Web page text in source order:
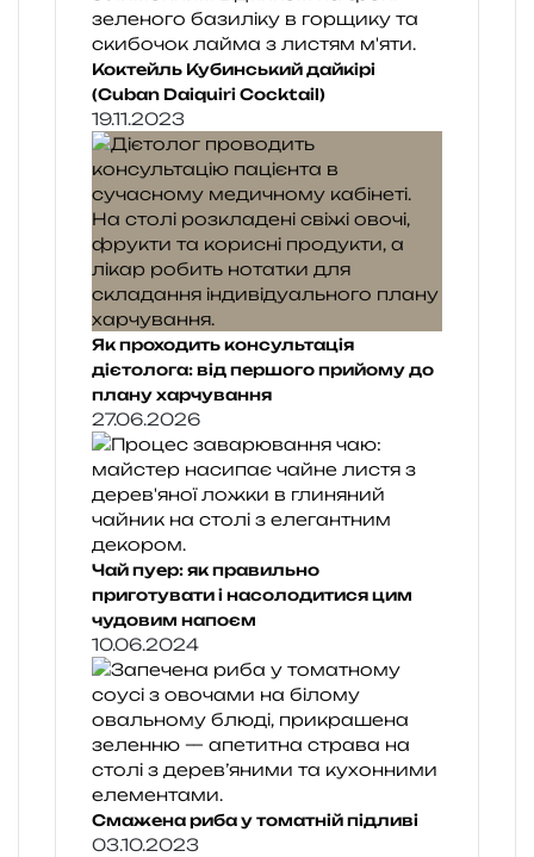
Коктейль Кубинський дайкірі
(Cuban Daiquiri Cocktail)
19.11.2023
Як проходить консультація
дієтолога: від першого прийому до
плану харчування
27.06.2026
Чай пуер: як правильно
приготувати і насолодитися цим
чудовим напоєм
10.06.2024
Смажена риба у томатній підливі
03.10.2023